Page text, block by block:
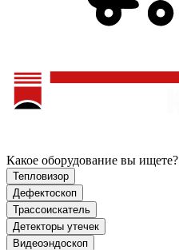
Какое оборудование вы ищете?
Тепловизор
Дефектоскоп
Трассоискатель
Детекторы утечек
Видеоэндоскоп